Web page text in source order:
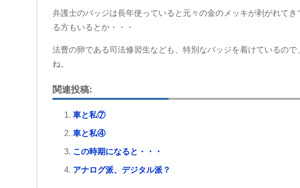
弁護士のバッジは長年使っていると元々の金のメッキが剥がれて
る方もいるとか・・・
法曹の卵である司法修習生なども、特別なバッジを着けているの
ね。
関連投稿:
車と私⑦
車と私④
この時期になると・・・
アナログ派、デジタル派？